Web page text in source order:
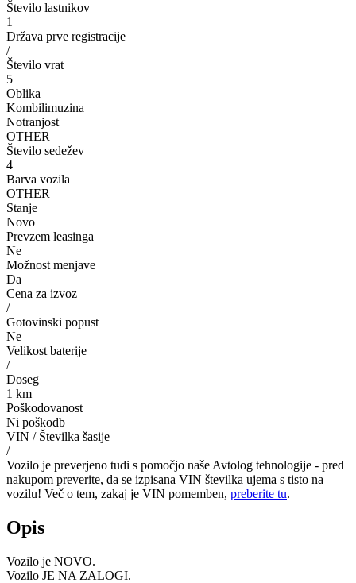
Število lastnikov
1
Država prve registracije
/
Število vrat
5
Oblika
Kombilimuzina
Notranjost
OTHER
Število sedežev
4
Barva vozila
OTHER
Stanje
Novo
Prevzem leasinga
Ne
Možnost menjave
Da
Cena za izvoz
/
Gotovinski popust
Ne
Velikost baterije
/
Doseg
1 km
Poškodovanost
Ni poškodb
VIN / Številka šasije
/
Vozilo je preverjeno tudi s pomočjo naše Avtolog tehnologije - pred
nakupom preverite, da se izpisana VIN številka ujema s tisto na
vozilu! Več o tem, zakaj je VIN pomemben, preberite tu.
Opis
Vozilo je NOVO.
Vozilo JE NA ZALOGI.